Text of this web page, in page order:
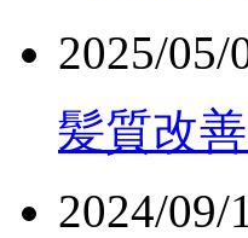
2025/05/
髪質改
2024/09/